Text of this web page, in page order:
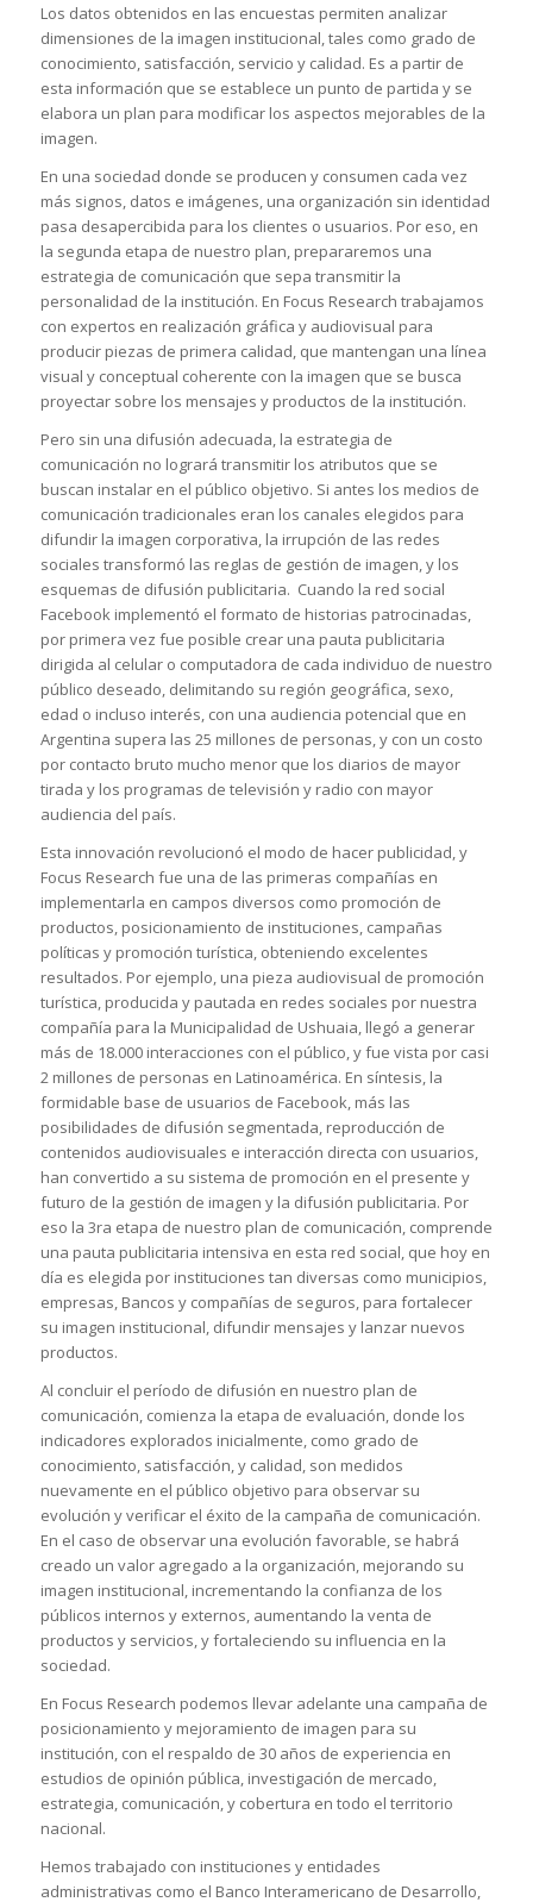
Los datos obtenidos en las encuestas permiten analizar
dimensiones de la imagen institucional, tales como grado de
conocimiento, satisfacción, servicio y calidad. Es a partir de
esta información que se establece un punto de partida y se
elabora un plan para modificar los aspectos mejorables de la
imagen.
En una sociedad donde se producen y consumen cada vez
más signos, datos e imágenes, una organización sin identidad
pasa desapercibida para los clientes o usuarios. Por eso, en
la segunda etapa de nuestro plan, prepararemos una
estrategia de comunicación que sepa transmitir la
personalidad de la institución. En Focus Research trabajamos
con expertos en realización gráfica y audiovisual para
producir piezas de primera calidad, que mantengan una línea
visual y conceptual coherente con la imagen que se busca
proyectar sobre los mensajes y productos de la institución.
Pero sin una difusión adecuada, la estrategia de
comunicación no logrará transmitir los atributos que se
buscan instalar en el público objetivo. Si antes los medios de
comunicación tradicionales eran los canales elegidos para
difundir la imagen corporativa, la irrupción de las redes
sociales transformó las reglas de gestión de imagen, y los
esquemas de difusión publicitaria. Cuando la red social
Facebook implementó el formato de historias patrocinadas,
por primera vez fue posible crear una pauta publicitaria
dirigida al celular o computadora de cada individuo de nuestro
público deseado, delimitando su región geográfica, sexo,
edad o incluso interés, con una audiencia potencial que en
Argentina supera las 25 millones de personas, y con un costo
por contacto bruto mucho menor que los diarios de mayor
tirada y los programas de televisión y radio con mayor
audiencia del país.
Esta innovación revolucionó el modo de hacer publicidad, y
Focus Research fue una de las primeras compañías en
implementarla en campos diversos como promoción de
productos, posicionamiento de instituciones, campañas
políticas y promoción turística, obteniendo excelentes
resultados. Por ejemplo, una pieza audiovisual de promoción
turística, producida y pautada en redes sociales por nuestra
compañía para la Municipalidad de Ushuaia, llegó a generar
más de 18.000 interacciones con el público, y fue vista por casi
2 millones de personas en Latinoamérica. En síntesis, la
formidable base de usuarios de Facebook, más las
posibilidades de difusión segmentada, reproducción de
contenidos audiovisuales e interacción directa con usuarios,
han convertido a su sistema de promoción en el presente y
futuro de la gestión de imagen y la difusión publicitaria. Por
eso la 3ra etapa de nuestro plan de comunicación, comprende
una pauta publicitaria intensiva en esta red social, que hoy en
día es elegida por instituciones tan diversas como municipios,
empresas, Bancos y compañías de seguros, para fortalecer
su imagen institucional, difundir mensajes y lanzar nuevos
productos.
Al concluir el período de difusión en nuestro plan de
comunicación, comienza la etapa de evaluación, donde los
indicadores explorados inicialmente, como grado de
conocimiento, satisfacción, y calidad, son medidos
nuevamente en el público objetivo para observar su
evolución y verificar el éxito de la campaña de comunicación.
En el caso de observar una evolución favorable, se habrá
creado un valor agregado a la organización, mejorando su
imagen institucional, incrementando la confianza de los
públicos internos y externos, aumentando la venta de
productos y servicios, y fortaleciendo su influencia en la
sociedad.
En Focus Research podemos llevar adelante una campaña de
posicionamiento y mejoramiento de imagen para su
institución, con el respaldo de 30 años de experiencia en
estudios de opinión pública, investigación de mercado,
estrategia, comunicación, y cobertura en todo el territorio
nacional.
Hemos trabajado con instituciones y entidades
administrativas como el Banco Interamericano de Desarrollo,